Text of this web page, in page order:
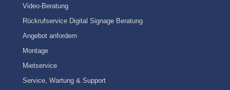
Video-Beratung
Rückrufservice Digital Signage Beratung
Angebot anfordern
Montage
Mietservice
Service, Wartung & Support